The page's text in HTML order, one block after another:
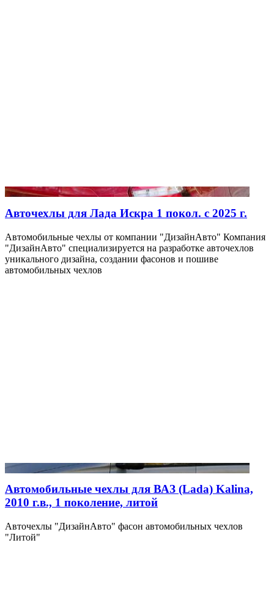
Авточехлы для Лада Искра 1 покол. с 2025 г.
Автомобильные чехлы от компании "ДизайнАвто" Компания
"ДизайнАвто" специализируется на разработке авточехлов
уникального дизайна, создании фасонов и пошиве
автомобильных чехлов
Автомобильные чехлы для ВАЗ (Lada) Kalina,
2010 г.в., 1 поколение, литой
Авточехлы "ДизайнАвто" фасон автомобильных чехлов
"Литой"